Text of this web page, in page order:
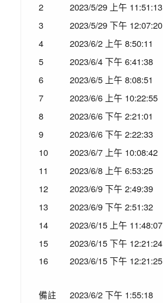
2
2023/5/29 上午 11:51:13
3
2023/5/29 下午 12:07:20
4
2023/6/2 上午 8:50:11
5
2023/6/4 下午 6:41:38
6
2023/6/5 上午 8:08:51
7
2023/6/6 上午 10:22:55
8
2023/6/6 下午 2:21:01
9
2023/6/6 下午 2:22:33
10
2023/6/7 上午 10:08:42
11
2023/6/8 上午 6:53:25
12
2023/6/9 下午 2:49:39
13
2023/6/9 下午 2:51:32
14
2023/6/15 上午 11:48:07
15
2023/6/15 下午 12:21:24
16
2023/6/15 下午 12:21:25
備註 2023/6/2 下午 1:55:18